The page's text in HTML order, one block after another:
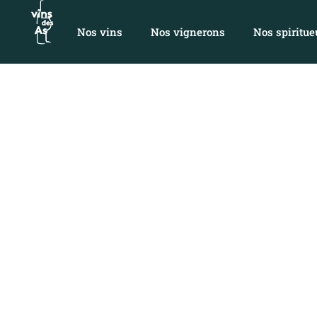
Nos vins Nos vignerons Nos